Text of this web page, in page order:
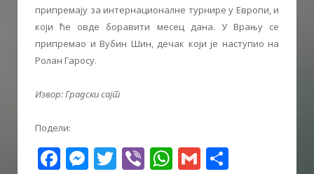
припремају за интернационалне турнире у Европи, и
који ће овде боравити месец дана. У Врању се
припремао и Вубин Шин, дечак који је наступио на
Ролан Гаросу.
Извор: Градски сајт
Подели:
Facebook
Messenger
Twitter
ViberWhatsApp
Gmail